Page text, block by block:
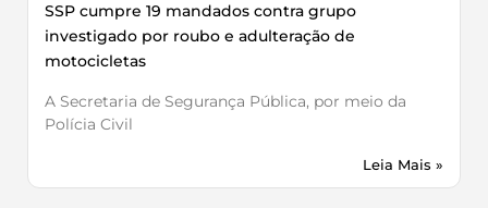
SSP cumpre 19 mandados contra grupo
investigado por roubo e adulteração de
motocicletas
A Secretaria de Segurança Pública, por meio da
Polícia Civil
Leia Mais »